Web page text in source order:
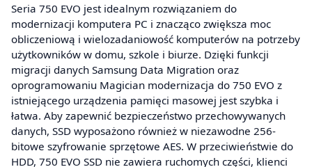
Seria 750 EVO jest idealnym rozwiązaniem do
modernizacji komputera PC i znacząco zwiększa moc
obliczeniową i wielozadaniowość komputerów na potrzeby
użytkowników w domu, szkole i biurze. Dzięki funkcji
migracji danych Samsung Data Migration oraz
oprogramowaniu Magician modernizacja do 750 EVO z
istniejącego urządzenia pamięci masowej jest szybka i
łatwa. Aby zapewnić bezpieczeństwo przechowywanych
danych, SSD wyposażono również w niezawodne 256-
bitowe szyfrowanie sprzętowe AES. W przeciwieństwie do
HDD, 750 EVO SSD nie zawiera ruchomych części, klienci